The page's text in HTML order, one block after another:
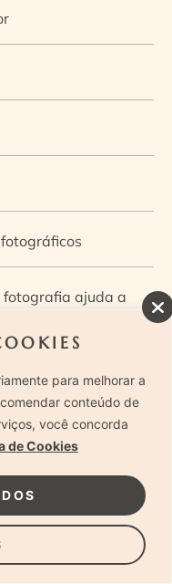
para melhorar a
conteúdo de
você concorda
de Cookies
fotografia ajuda a
da criança
o fluxo de trabalho
guia de poses para